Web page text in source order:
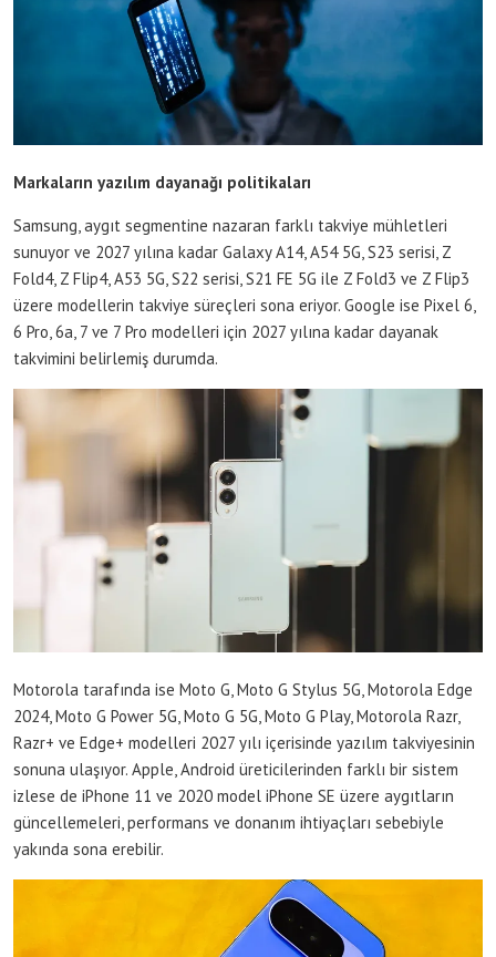
Markaların yazılım dayanağı politikaları
Samsung, aygıt segmentine nazaran farklı takviye mühletleri
sunuyor ve 2027 yılına kadar Galaxy A14, A54 5G, S23 serisi, Z
Fold4, Z Flip4, A53 5G, S22 serisi, S21 FE 5G ile Z Fold3 ve Z Flip3
üzere modellerin takviye süreçleri sona eriyor. Google ise Pixel 6,
6 Pro, 6a, 7 ve 7 Pro modelleri için 2027 yılına kadar dayanak
takvimini belirlemiş durumda.
Motorola tarafında ise Moto G, Moto G Stylus 5G, Motorola Edge
2024, Moto G Power 5G, Moto G 5G, Moto G Play, Motorola Razr,
Razr+ ve Edge+ modelleri 2027 yılı içerisinde yazılım takviyesinin
sonuna ulaşıyor. Apple, Android üreticilerinden farklı bir sistem
izlese de iPhone 11 ve 2020 model iPhone SE üzere aygıtların
güncellemeleri, performans ve donanım ihtiyaçları sebebiyle
yakında sona erebilir.